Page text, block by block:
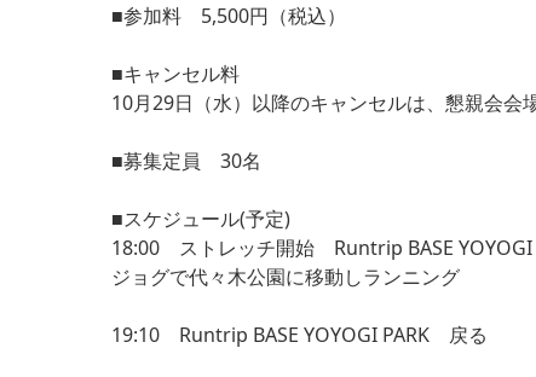
■参加料 5,500円（税込）
■キャンセル料
10月29日（水）以降のキャンセルは、懇親会
■募集定員 30名
■スケジュール(予定)
18:00 ストレッチ開始 Runtrip BASE YOYOGI
ジョグで代々木公園に移動しランニング
19:10 Runtrip BASE YOYOGI PARK 戻る